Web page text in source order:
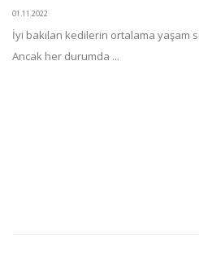
01.11.2022
İyi bakılan kedilerin ortalama yaşam
Ancak her durumda ...